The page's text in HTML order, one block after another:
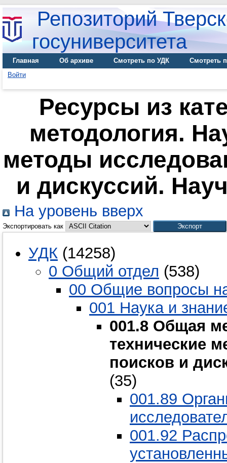
Репозиторий
госуниверситета
Главная Об архиве Смотреть по УДК
Смотреть
Войти
Ресурсы из
методология.
методы
и дискуссий.
На уровень вверх
Экспортировать как
УДК (14258)
0 Общий отдел (538)
00 Общие вопросы
001 Наука и
001.8 Общая
технические
поисков и
(35)
001.89
001.92